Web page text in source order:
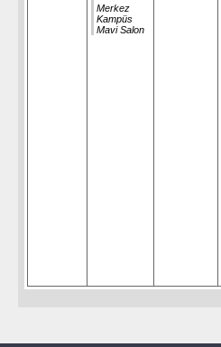
Merkez
Kampüs
Mavi Salon